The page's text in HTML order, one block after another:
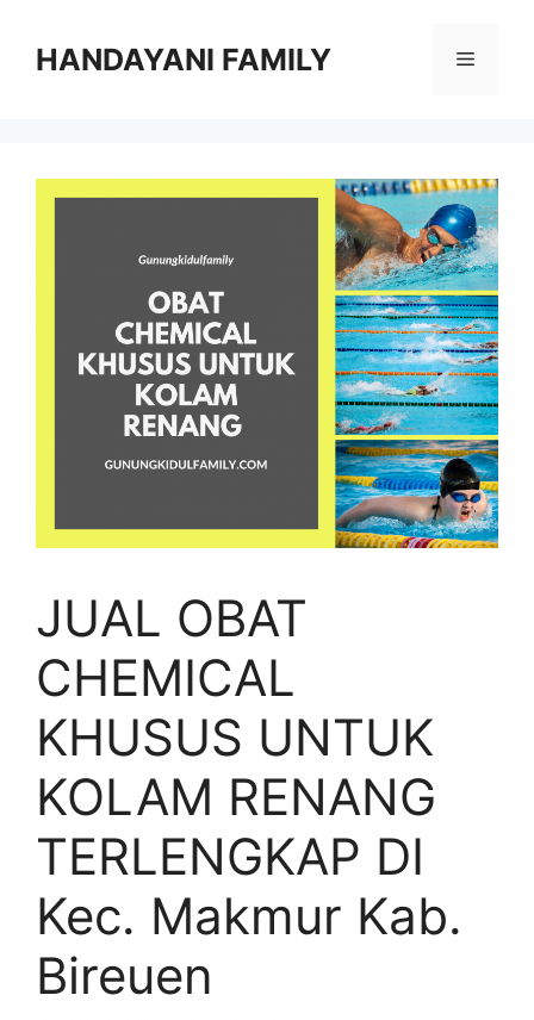
HANDAYANI FAMILY Menu
JUAL OBAT
CHEMICAL
KHUSUS UNTUK
KOLAM RENANG
TERLENGKAP DI
Kec. Makmur Kab.
Bireuen